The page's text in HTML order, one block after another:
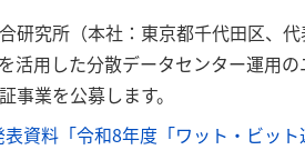
研究所（本社：東京都千代田区、
活用した分散データセンター運用
事業を公募します。
資料「令和8年度「ワット・ビッ